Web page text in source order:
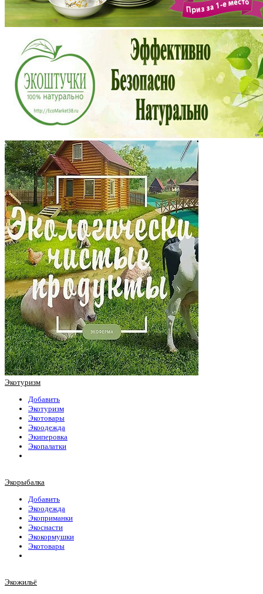
Экотуризм
Добавить
Экотуризм
Экотовары
Экоодежда
Экиперовка
Экопалатки
Экорыбалка
Добавить
Экоодежда
Экоприманки
Экоснасти
Экокормушки
Экотовары
Экожильё